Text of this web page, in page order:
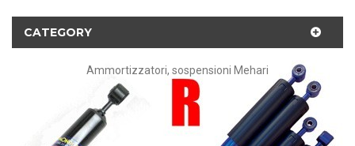
CATEGORY
Ammortizzatori, sospensioni Mehari